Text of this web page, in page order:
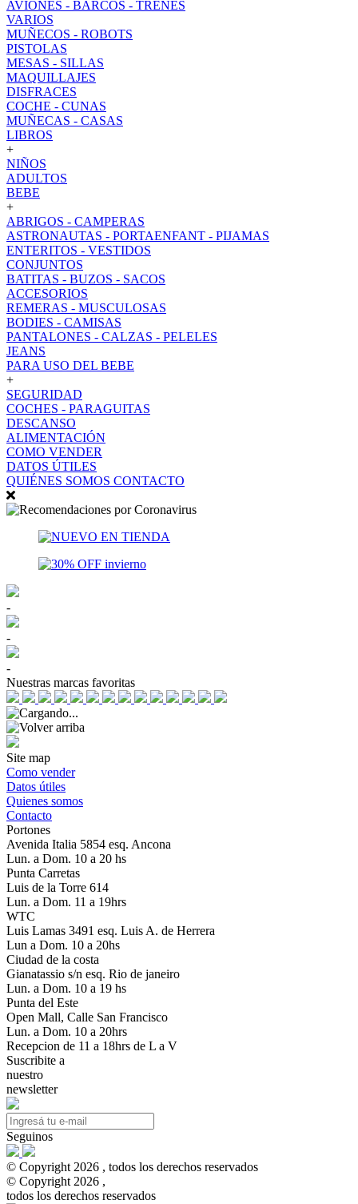
AVIONES - BARCOS - TRENES
VARIOS
MUÑECOS - ROBOTS
PISTOLAS
MESAS - SILLAS
MAQUILLAJES
DISFRACES
COCHE - CUNAS
MUÑECAS - CASAS
LIBROS
+
NIÑOS
ADULTOS
BEBE
+
ABRIGOS - CAMPERAS
ASTRONAUTAS - PORTAENFANT - PIJAMAS
ENTERITOS - VESTIDOS
CONJUNTOS
BATITAS - BUZOS - SACOS
ACCESORIOS
REMERAS - MUSCULOSAS
BODIES - CAMISAS
PANTALONES - CALZAS - PELELES
JEANS
PARA USO DEL BEBE
+
SEGURIDAD
COCHES - PARAGUITAS
DESCANSO
ALIMENTACIÓN
COMO VENDER
DATOS ÚTILES
QUIÉNES SOMOS CONTACTO
-
-
-
Nuestras marcas favoritas
Site map
Como vender
Datos útiles
Quienes somos
Contacto
Portones
Avenida Italia 5854 esq. Ancona
Lun. a Dom. 10 a 20 hs
Punta Carretas
Luis de la Torre 614
Lun. a Dom. 11 a 19hrs
WTC
Luis Lamas 3491 esq. Luis A. de Herrera
Lun a Dom. 10 a 20hs
Ciudad de la costa
Gianatassio s/n esq. Rio de janeiro
Lun. a Dom. 10 a 19 hs
Punta del Este
Open Mall, Calle San Francisco
Lun. a Dom. 10 a 20hrs
Recepcion de 11 a 18hrs de L a V
Suscribite a
nuestro
newsletter
Seguinos
© Copyright 2026 , todos los derechos reservados
© Copyright 2026 ,
todos los derechos reservados